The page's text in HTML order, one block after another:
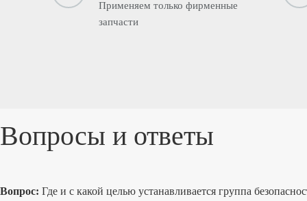
Применяем только фирменные
запчасти
Вопросы и ответы
Вопрос: Где и с какой целью устанавливается группа